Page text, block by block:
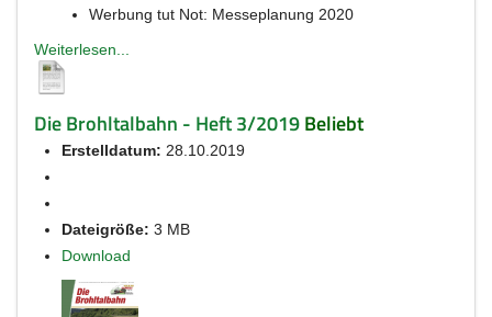
Werbung tut Not: Messeplanung 2020
Weiterlesen...
Die Brohltalbahn - Heft 3/2019Beliebt
Erstelldatum: 28.10.2019
Dateigröße: 3 MB
Download